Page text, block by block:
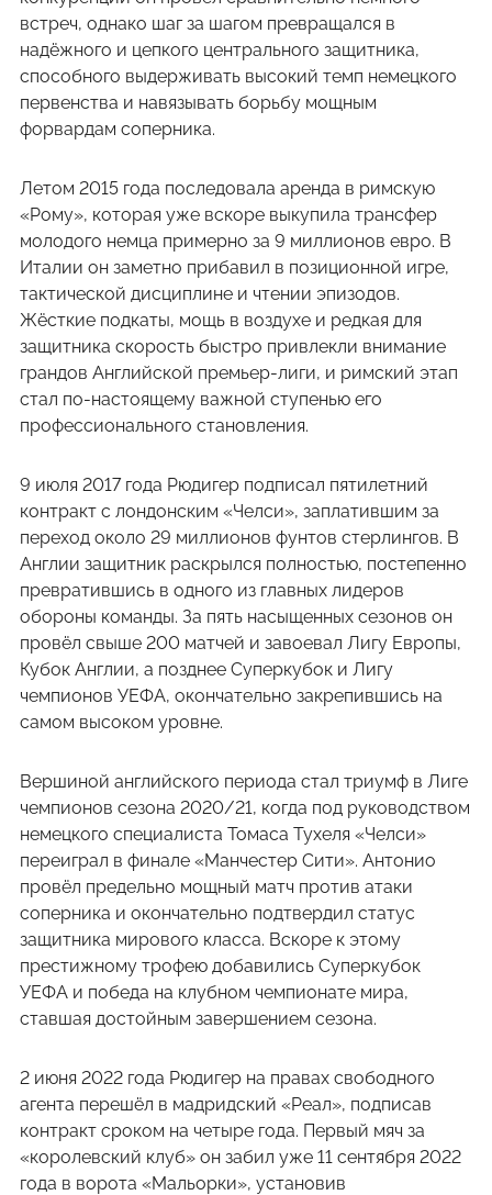
встреч, однако шаг за шагом превращался в
надёжного и цепкого центрального защитника,
способного выдерживать высокий темп немецкого
первенства и навязывать борьбу мощным
форвардам соперника.
Летом 2015 года последовала аренда в римскую
«Рому», которая уже вскоре выкупила трансфер
молодого немца примерно за 9 миллионов евро. В
Италии он заметно прибавил в позиционной игре,
тактической дисциплине и чтении эпизодов.
Жёсткие подкаты, мощь в воздухе и редкая для
защитника скорость быстро привлекли внимание
грандов Английской премьер-лиги, и римский этап
стал по-настоящему важной ступенью его
профессионального становления.
9 июля 2017 года Рюдигер подписал пятилетний
контракт с лондонским «Челси», заплатившим за
переход около 29 миллионов фунтов стерлингов. В
Англии защитник раскрылся полностью, постепенно
превратившись в одного из главных лидеров
обороны команды. За пять насыщенных сезонов он
провёл свыше 200 матчей и завоевал Лигу Европы,
Кубок Англии, а позднее Суперкубок и Лигу
чемпионов УЕФА, окончательно закрепившись на
самом высоком уровне.
Вершиной английского периода стал триумф в Лиге
чемпионов сезона 2020/21, когда под руководством
немецкого специалиста Томаса Тухеля «Челси»
переиграл в финале «Манчестер Сити». Антонио
провёл предельно мощный матч против атаки
соперника и окончательно подтвердил статус
защитника мирового класса. Вскоре к этому
престижному трофею добавились Суперкубок
УЕФА и победа на клубном чемпионате мира,
ставшая достойным завершением сезона.
2 июня 2022 года Рюдигер на правах свободного
агента перешёл в мадридский «Реал», подписав
контракт сроком на четыре года. Первый мяч за
«королевский клуб» он забил уже 11 сентября 2022
года в ворота «Мальорки», установив